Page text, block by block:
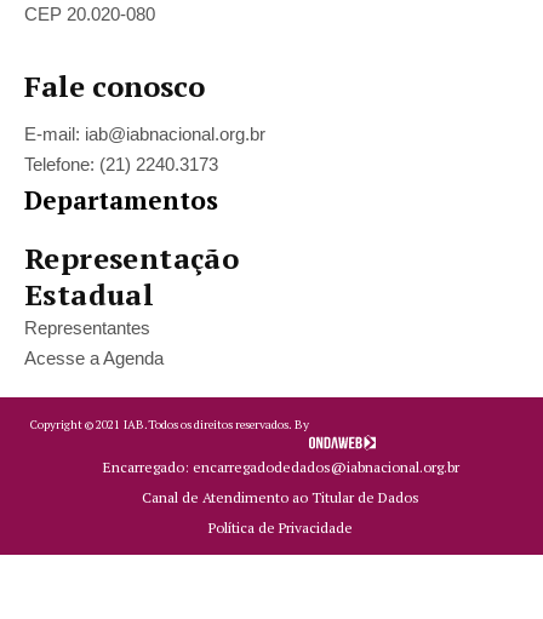
CEP 20.020-080
Fale conosco
E-mail: iab@iabnacional.org.br
Telefone: (21) 2240.3173
Departamentos
Representação
Estadual
Representantes
Acesse a Agenda
Copyright ©2021 IAB.Todos os direitos reservados. By
Encarregado: encarregadodedados@iabnacional.org.br
Canal de Atendimento ao Titular de Dados
Política de Privacidade